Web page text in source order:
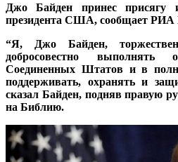
Джо Байден принес присягу
президента США, сообщает РИА
“Я, Джо Байден,
добросовестно выполнять
Соединенных Штатов и в
поддерживать, охранять и
сказал Байден, подняв правую
на Библию.